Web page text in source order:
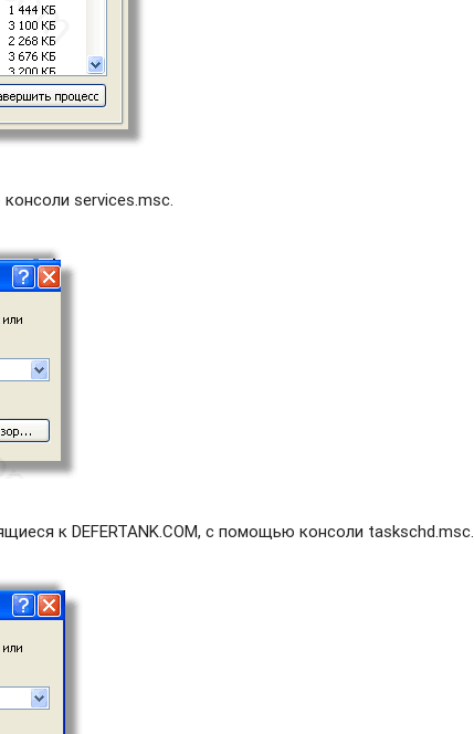
services.msc.
к DEFERTANK.COM, с помощью консоли taskschd.msc.